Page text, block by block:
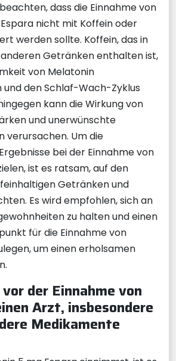
dass die Einnahme von
nicht mit Koffein oder
werden sollte. Koffein, das in
anderen Getränken enthalten ist,
von Melatonin
den Schlaf-Wach-Zyklus
kann die Wirkung von
und unerwünschte
verursachen. Um die
bei der Einnahme von
ist es ratsam, auf den
Getränken und
Es wird empfohlen, sich an
zu halten und einen
für die Einnahme von
um einen erholsamen
der Einnahme von
Arzt, insbesondere
Medikamente